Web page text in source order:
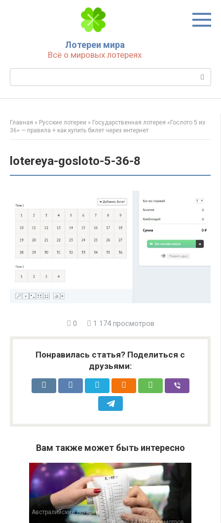
Лотереи мира
Всё о мировых лотереях
Поиск:
Главная » Русские лотереи » Государственная лотерея «Гослото 5 из
36» — правила + как купить билет через интернет
lotereya-gosloto-5-36-8
0 1 174 просмотров
Понравилась статья? Поделиться с
друзьями:
Вам также может быть интересно
Австралийские лотереи